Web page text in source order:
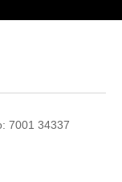
7001 34337